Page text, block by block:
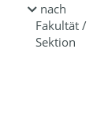
nach
Fakultät /
Sektion